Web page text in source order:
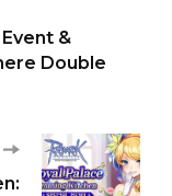
&
Double